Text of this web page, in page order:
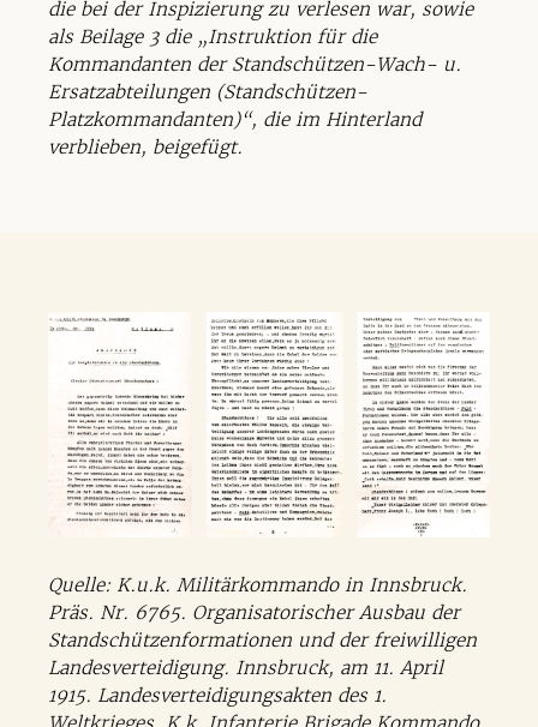
die bei der Inspizierung zu verlesen war, sowie
als Beilage 3 die „Instruktion für die
Kommandanten der Standschützen-Wach- u.
Ersatzabteilungen (Standschützen-
Platzkommandanten)“, die im Hinterland
verblieben, beigefügt.
Quelle: K.u.k. Militärkommando in Innsbruck.
Präs. Nr. 6765. Organisatorischer Ausbau der
Standschützenformationen und der freiwilligen
Landesverteidigung. Innsbruck, am 11. April
1915. Landesverteidigungsakten des 1.